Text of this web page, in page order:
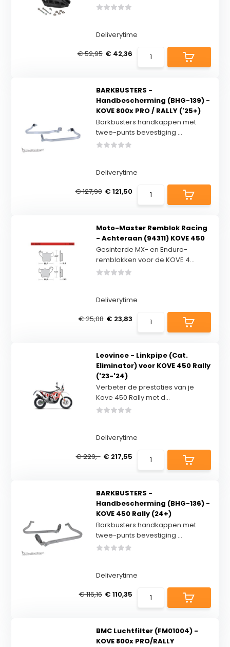
Deliverytime
€ 52,95 € 42,36
BARKBUSTERS -
Handbescherming (BHG-139) -
KOVE 800x PRO / RALLY ('25+)
Barkbusters handkappen met
twee-punts bevestiging ...
Deliverytime
€ 127,90 € 121,50
Moto-Master Remblok Racing
- Achteraan (94311) KOVE 450
Gesinterde MX- en Enduro-
remblokken voor de KOVE 4...
Deliverytime
€ 25,08 € 23,83
Leovince - Linkpipe (Cat.
Eliminator) voor KOVE 450 Rally
('23-'24)
Verbeter de prestaties van je
Kove 450 Rally met d...
Deliverytime
€ 229,- € 217,55
BARKBUSTERS -
Handbescherming (BHG-136) -
KOVE 450 Rally (24+)
Barkbusters handkappen met
twee-punts bevestiging ...
Deliverytime
€ 116,16 € 110,35
BMC Luchtfilter (FM01004) -
KOVE 800x PRO/RALLY